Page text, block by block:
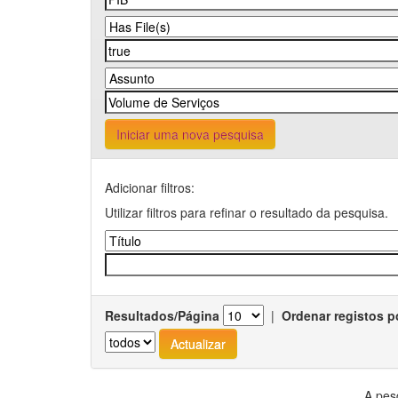
Iniciar uma nova pesquisa
Adicionar filtros:
Utilizar filtros para refinar o resultado da pesquisa.
Resultados/Página | Ordenar registos